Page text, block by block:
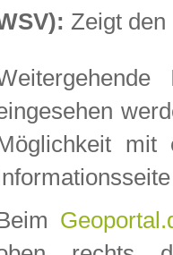
Zeigt den
mit